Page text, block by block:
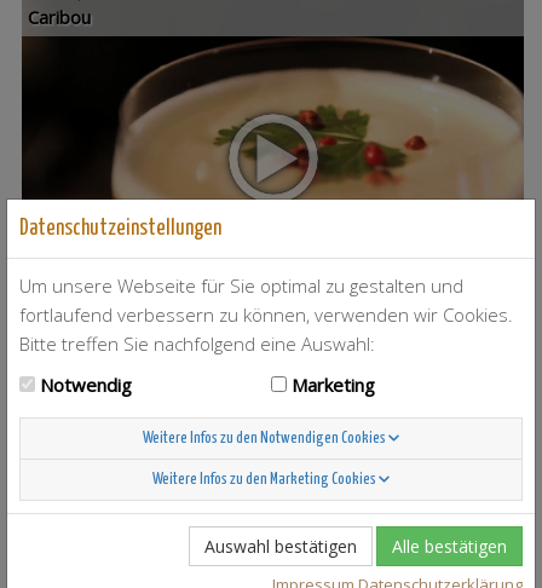
Caribou
T-Berry
37
Scandinavian Sunshine
Datenschutzeinstellungen
Um unsere Webseite für Sie optimal zu gestalten und
fortlaufend verbessern zu können, verwenden wir Cookies.
Bitte treffen Sie nachfolgend eine Auswahl:
Notwendig
Marketing
Weitere Infos zu den Notwendigen Cookies
Weitere Infos zu den Marketing Cookies
Auswahl bestätigen Alle bestätigen